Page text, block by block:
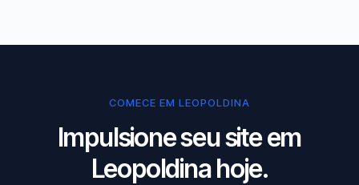
COMECE EM LEOPOLDINA
Impulsione seu site em
Leopoldina hoje.